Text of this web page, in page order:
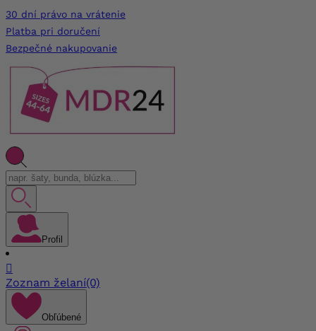
30 dní právo na vrátenie
Platba pri doručení
Bezpečné nakupovanie
Profil

Zoznam želaní(0)
Obľúbené